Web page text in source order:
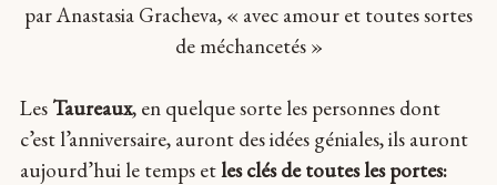
par Anastasia Gracheva, « avec amour et toutes sortes
de méchancetés »
Les Taureaux, en quelque sorte les personnes dont
c’est l’anniversaire, auront des idées géniales, ils auront
aujourd’hui le temps etles clés de toutes les portes: